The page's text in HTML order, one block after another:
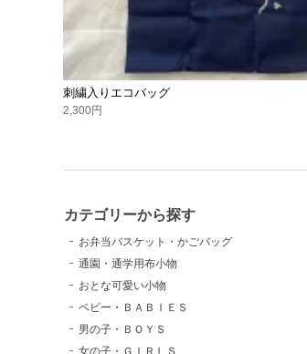
刺繍入りエコバッグ
2,300円
カテゴリーから探す
お弁当バスケット・かごバッグ
通園・通学用布小物
おとな可愛い小物
ベビー・ＢＡＢＩＥＳ
男の子・ＢＯＹＳ
女の子・ＧＩＲＬＳ